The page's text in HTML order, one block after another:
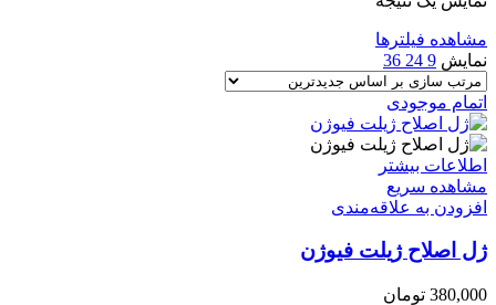
مشاهده فیلترها
نمایش 9
24
36
اتمام موجودی
اطلاعات بیشتر
مشاهده سریع
افزودن به علاقه‌مندی
ژل اصلاح ژیلت فیوژن
380,000 تومان